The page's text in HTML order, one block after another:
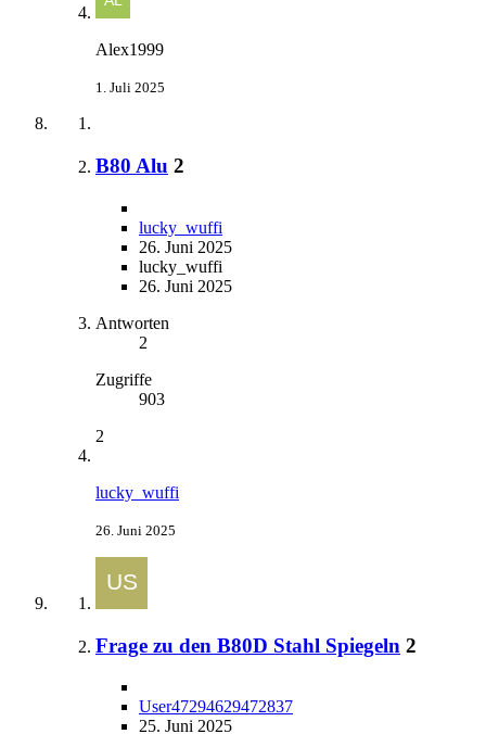
Alex1999
1. Juli 2025
B80 Alu 2
lucky_wuffi
26. Juni 2025
lucky_wuffi
26. Juni 2025
Antworten
2
Zugriffe
903
2
lucky_wuffi
26. Juni 2025
Frage zu den B80D Stahl Spiegeln 2
User47294629472837
25. Juni 2025